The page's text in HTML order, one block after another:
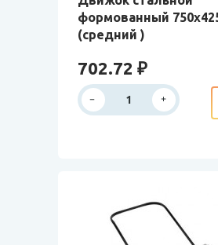
формованный
(средний )
702.72 ₽